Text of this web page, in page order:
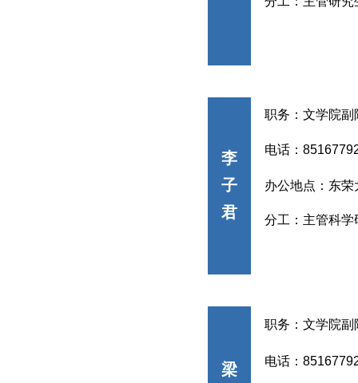
李
子
君
职务：文学院副
电话：
办公地点：东荣
分工： 主管科学
梁
职务：文学院副
电话：